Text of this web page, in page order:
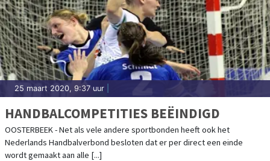
25 maart 2020, 9:37 uur
HANDBALCOMPETITIES BEËINDIGD
OOSTERBEEK - Net als vele andere sportbonden heeft ook het
Nederlands Handbalverbond besloten dat er per direct een einde
wordt gemaakt aan alle [...]